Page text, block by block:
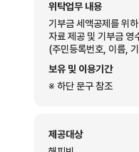
위탁업무 내용
기부금 세액공제를 위
자료 제공 및 기부금 영
(주민등록번호, 이름,
보유 및 이용기간
※ 하단 문구 참조
제공대상